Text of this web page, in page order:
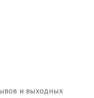
и выходных